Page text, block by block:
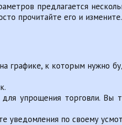
предлагается
прочитайте его и измените.
графике, к которым нужно
упрощения торговли.
уведомления по своему